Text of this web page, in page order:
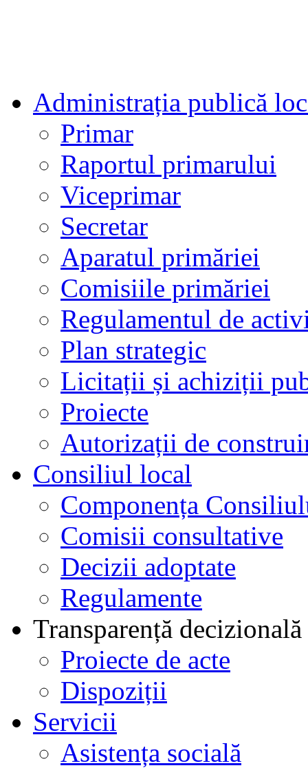
Administrația publică
Primar
Raportul primarului
Viceprimar
Secretar
Aparatul primăriei
Comisiile primăriei
Regulamentul de
Plan strategic
Licitații și achiziții
Proiecte
Autorizații de
Consiliul local
Componența
Comisii consultative
Decizii adoptate
Regulamente
Transparență decizională
Proiecte de acte
Dispoziții
Servicii
Asistența socială